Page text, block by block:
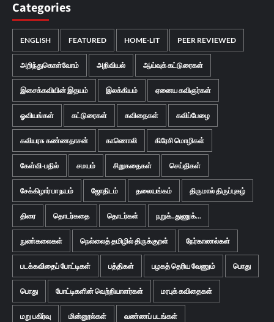
Categories
ENGLISH FEATURED HOME-LIT PEER REVIEWED
அறிந்துகொள்வோம் அறிவியல் ஆய்வுக் கட்டுரைகள்
இசைக்கவியின் இதயம் இலக்கியம் ஏனைய கவிஞர்கள்
ஓவியங்கள் கட்டுரைகள் கவிதைகள் கவிப்பேழை
கவியரசு கண்ணதாசன் காணொலி கிரேசி மொழிகள்
கேள்வி-பதில் சமயம் சிறுகதைகள் செய்திகள்
சேக்கிழார் பா நயம் ஜோதிடம் தலையங்கம் திருமால் திருப்புகழ்
திரை தொடர்கதை தொடர்கள் நறுக்..துணுக்...
நுண்கலைகள் நெல்லைத் தமிழில் திருக்குறள் நேர்காணல்கள்
படக்கவிதைப் போட்டிகள் பத்திகள் பழகத் தெரிய வேணும் பொது
பொது போட்டிகளின் வெற்றியாளர்கள் மரபுக் கவிதைகள்
மறு பகிர்வு மின்னூல்கள் வண்ணப் படங்கள்